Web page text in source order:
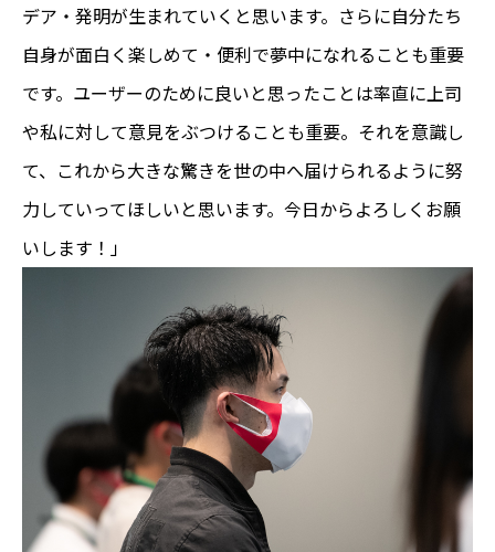
デア・発明が生まれていくと思います。さらに自分たち
自身が面白く楽しめて・便利で夢中になれることも重要
です。ユーザーのために良いと思ったことは率直に上司
や私に対して意見をぶつけることも重要。それを意識し
て、これから大きな驚きを世の中へ届けられるように努
力していってほしいと思います。今日からよろしくお願
いします！」